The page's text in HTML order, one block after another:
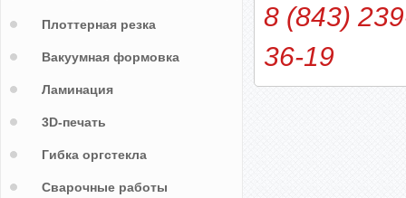
8 (843)
36-19
Плоттерная резка
Вакуумная формовка
Ламинация
3D-печать
Гибка оргстекла
Сварочные работы